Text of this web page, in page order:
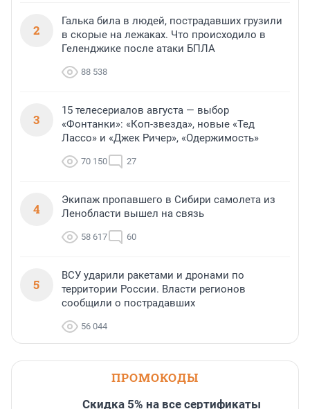
2
Галька била в людей, пострадавших грузили
в скорые на лежаках. Что происходило в
Геленджике после атаки БПЛА
88 538
3
15 телесериалов августа — выбор
«Фонтанки»: «Коп-звезда», новые «Тед
Лассо» и «Джек Ричер», «Одержимость»
70 150 27
4
Экипаж пропавшего в Сибири самолета из
Ленобласти вышел на связь
58 617 60
5
ВСУ ударили ракетами и дронами по
территории России. Власти регионов
сообщили о пострадавших
56 044
ПРОМОКОДЫ
Скидка 5% на все сертификаты